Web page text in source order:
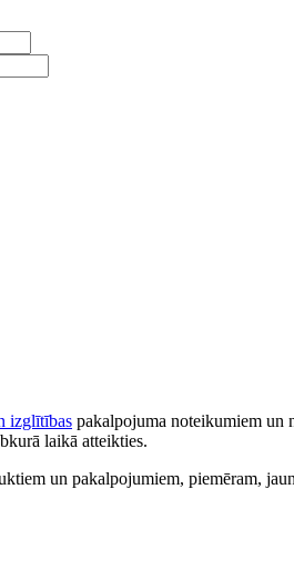
izglītības pakalpojuma noteikumiem un
laikā atteikties.
un pakalpojumiem, piemēram,